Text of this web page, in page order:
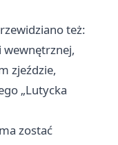
też:
wewnętrznej,
zjeździe,
„Lutycka
zostać